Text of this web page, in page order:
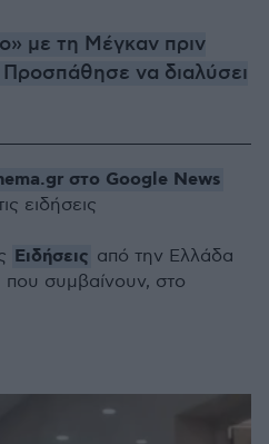
με τη Μέγκαν πριν
Προσπάθησε να διαλύσει
στο Google News
ειδήσεις
Ειδήσεις από την Ελλάδα
που συμβαίνουν, στο